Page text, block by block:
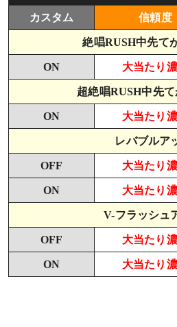
カスタム 信頼度
絶唱RUSH中先て
ON 大当たり
超絶唱RUSH中先
ON 大当たり
レバブルア
OFF 大当たり
ON 大当たり
V-フラッシュ
OFF 大当たり
ON 大当たり